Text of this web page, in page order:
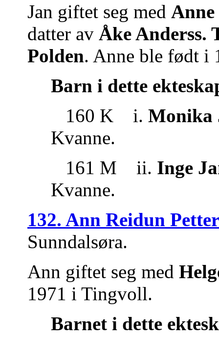
Jan giftet seg med
datter av Åke Anderss.
Polden. Anne ble født i
Barn i dette
160 K i. Monika
Kvanne.
161 M ii. Inge
Kvanne.
132. Ann Reidun
Sunndalsøra.
Ann giftet seg med
1971 i Tingvoll.
Barnet i dette